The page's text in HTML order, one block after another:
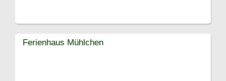
Ferienhaus Mühlchen